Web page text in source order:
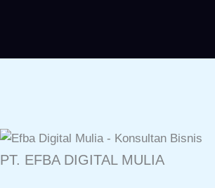
PT. EFBA DIGITAL MULIA